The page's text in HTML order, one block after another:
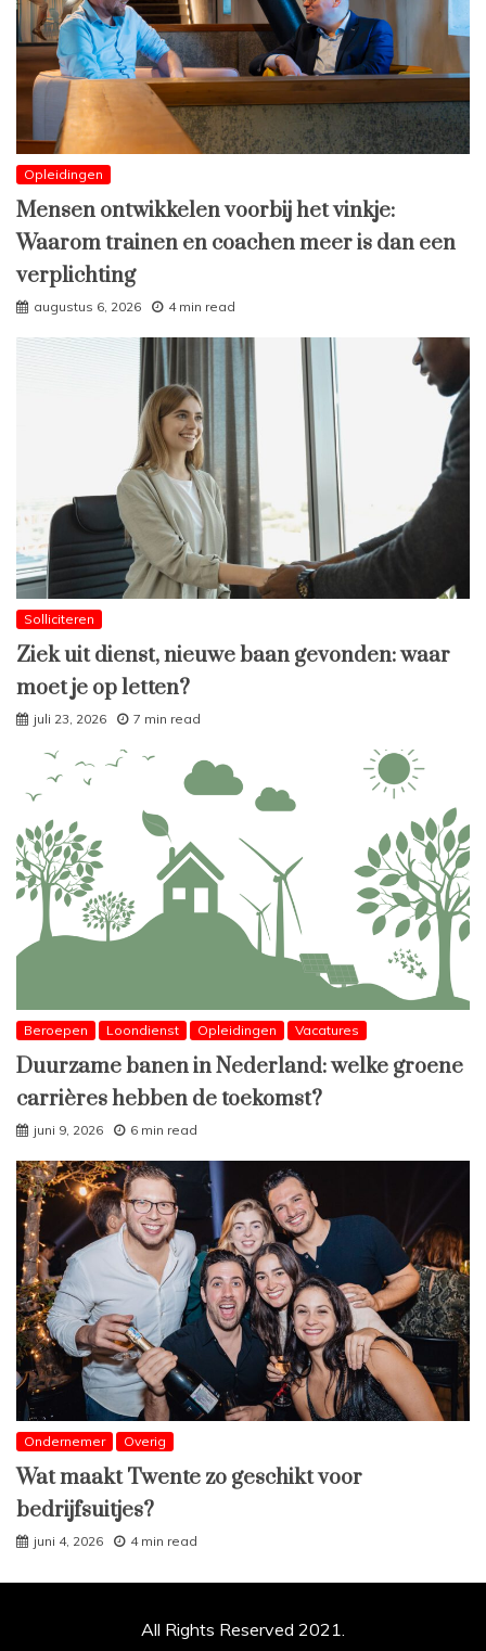
Opleidingen
Mensen ontwikkelen voorbij het vinkje:
Waarom trainen en coachen meer is dan een
verplichting
augustus 6, 2026 4 min read
Solliciteren
Ziek uit dienst, nieuwe baan gevonden: waar
moet je op letten?
juli 23, 2026 7 min read
Beroepen Loondienst Opleidingen Vacatures
Duurzame banen in Nederland: welke groene
carrières hebben de toekomst?
juni 9, 2026 6 min read
Ondernemer Overig
Wat maakt Twente zo geschikt voor
bedrijfsuitjes?
juni 4, 2026 4 min read
All Rights Reserved 2021.